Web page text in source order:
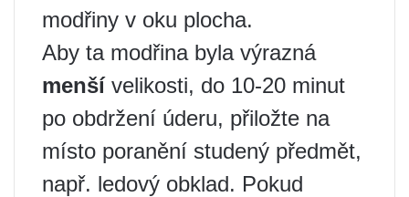
modřiny v oku plocha.
Aby ta modřina byla výrazná
menšívelikosti, do 10-20 minut
po obdržení úderu, přiložte na
místo poranění studený předmět,
např. ledový obklad. Pokud